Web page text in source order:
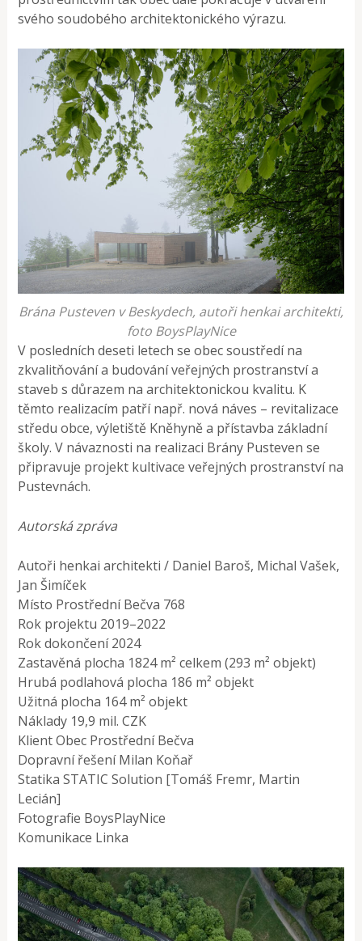
svého soudobého architektonického výrazu.
Brána Pusteven v Beskydech, autoři henkai architekti,
foto BoysPlayNice
V posledních deseti letech se obec soustředí na
zkvalitňování a budování veřejných prostranství a
staveb s důrazem na architektonickou kvalitu. K
těmto realizacím patří např. nová náves – revitalizace
středu obce, výletiště Kněhyně a přístavba základní
školy. V návaznosti na realizaci Brány Pusteven se
připravuje projekt kultivace veřejných prostranství na
Pustevnách.
Autorská zpráva
Autoři henkai architekti / Daniel Baroš, Michal Vašek,
Jan Šimíček
Místo Prostřední Bečva 768
Rok projektu 2019–2022
Rok dokončení 2024
Zastavěná plocha 1824 m² celkem (293 m² objekt)
Hrubá podlahová plocha 186 m² objekt
Užitná plocha 164 m² objekt
Náklady 19,9 mil. CZK
Klient Obec Prostřední Bečva
Dopravní řešení Milan Koňař
Statika STATIC Solution [Tomáš Fremr, Martin
Lecián]
Fotografie BoysPlayNice
Komunikace Linka